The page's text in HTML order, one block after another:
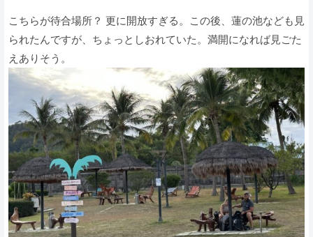
こちらが待合場所？ 更に開放すぎる。この後、蓮の池なども見
られたんですが、ちょっとしおれていた。満開になれば見ごた
えありそう。